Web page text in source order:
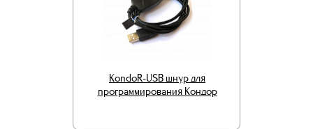
KondoR-USB шнур для
программирования Кондор